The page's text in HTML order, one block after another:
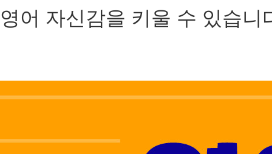
영어 자신감을 키울 수 있습니